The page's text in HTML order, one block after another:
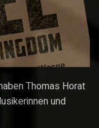
Thomas Horat
und